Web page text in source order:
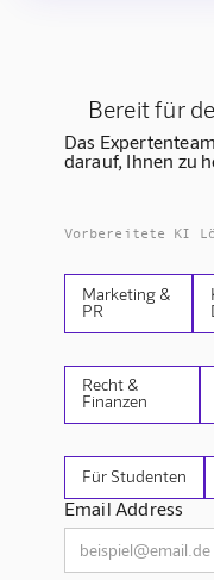
Bereit für
Das
darauf, Ihnen zu
Vorbereitete KI
Marketing &
PR
Recht &
Finanzen
Für Studenten
Email Address